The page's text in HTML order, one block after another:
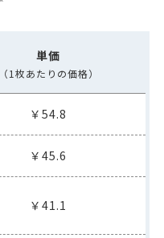
単価
（1枚あたりの価格）
￥54.8
￥45.6
￥41.1